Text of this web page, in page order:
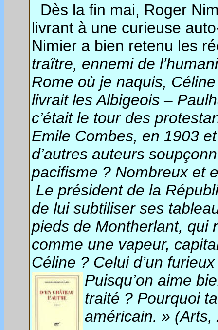
Dès la fin mai, Roger
livrant à une curieuse
Nimier a bien retenu les
traître, ennemi de
Rome où je naquis,
livrait les Albigeois –
c’était le tour des
Emile Combes, en 1903
d’autres auteurs
pacifisme ? Nombreux et
Le président de la
de lui subtiliser ses
pieds de Montherlant, qui
comme une vapeur,
Céline ? Celui d’un
Puisqu’on aime
traité ? Pourquoi
américain. »